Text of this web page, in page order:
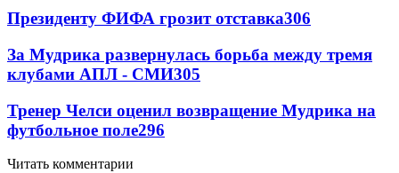
Президенту ФИФА грозит отставка306
За Мудрика развернулась борьба между тремя
клубами АПЛ - СМИ305
Тренер Челси оценил возвращение Мудрика на
футбольное поле296
Читать комментарии